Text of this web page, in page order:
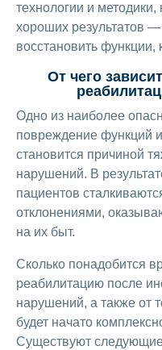
технологии и
хороших результатов
восстановить
От чего
Одно из наиболее
повреждение функций
становится причиной
нарушений. В
пациентов
отклонениями,
на их быт.
Сколько понадобится
реабилитацию после
нарушений, а также от
будет начато
Существуют